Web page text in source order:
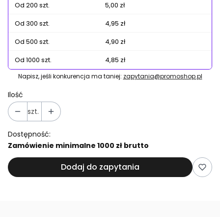
Od 200 szt.
5,00 zł
Od 300 szt.
4,95 zł
Od 500 szt.
4,90 zł
Od 1000 szt.
4,85 zł
Napisz, jeśli konkurencja ma taniej: zapytania@promoshop.pl
Ilość
szt.
Dostępność:
Zamówienie minimalne 1000 zł brutto
Dodaj do zapytania